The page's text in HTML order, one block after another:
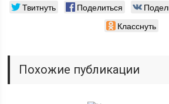
Твитнуть Поделиться
Класснуть
Похожие публикации